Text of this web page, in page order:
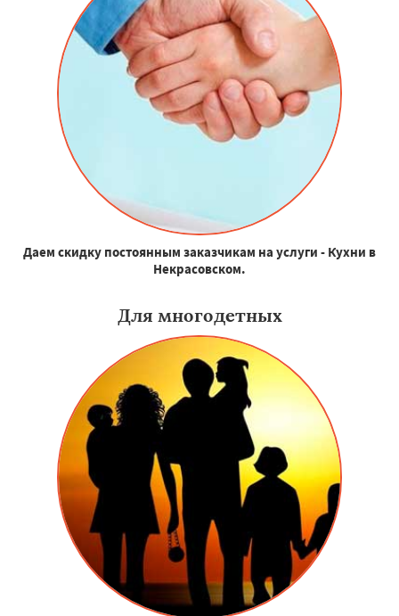
Даем скидку постоянным заказчикам на услуги - Кухни в
Некрасовском.
Для многодетных